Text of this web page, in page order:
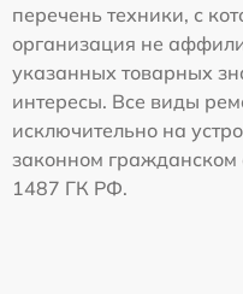
перечень техники, с
организация не
указанных товарных
интересы. Все виды
исключительно на
законном гражданском
1487 ГК РФ.